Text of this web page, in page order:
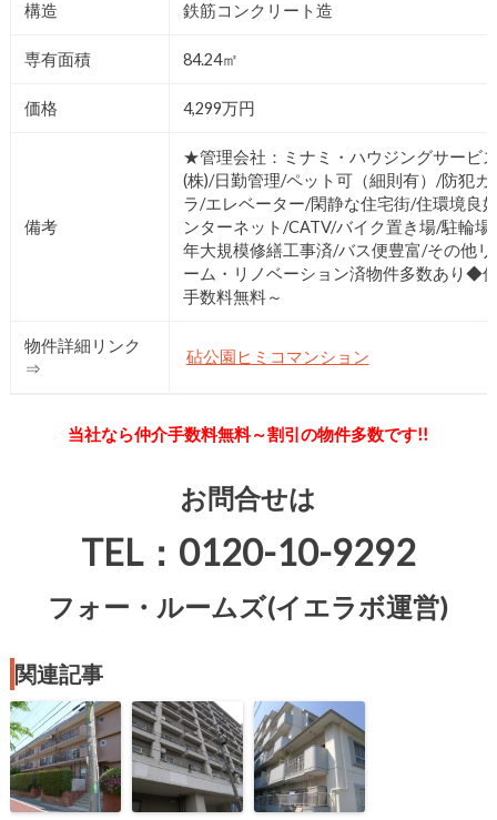
構造 鉄筋コンクリート造
専有面積 84.24㎡
価格 4,299万円
備考
★管理会社：ミナミ・ハウジングサービ
(株)/日勤管理/ペット可（細則有）/防犯カ
ラ/エレベーター/閑静な住宅街/住環境良
ンターネット/CATV/バイク置き場/駐輪場
年大規模修繕工事済/バス便豊富/その他リ
ーム・リノベーション済物件多数あり◆
手数料無料～
物件詳細リンク
⇒
砧公園ヒミコマンション
当社なら仲介手数料無料～割引の物件多数です!!
お問合せは
TEL：0120-10-9292
フォー・ルームズ(イエラボ運営)
関連記事